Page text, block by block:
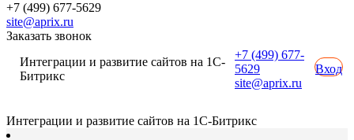
+7 (499) 677-5629
site@aprix.ru
Заказать звонок
Интеграции и развитие сайтов на 1С-
Битрикс
+7 (499) 677-
5629
site@aprix.ru
Вход
Интеграции и развитие сайтов на 1С-Битрикс